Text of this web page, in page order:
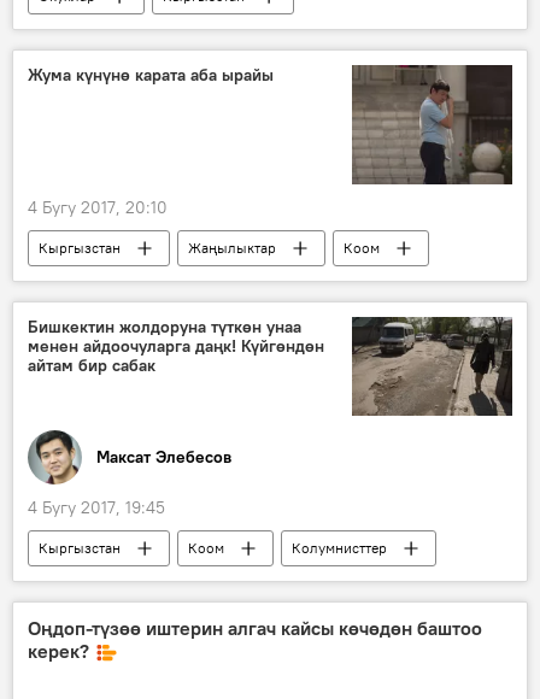
Жаңылыктар
Ош
каракчылык
кылмыш иши
Жума күнүнө карата аба ырайы
4 Бугу 2017, 20:10
Кыргызстан Жаңылыктар
Коом
аба ырайы
күн кар
Бишкектин жолдоруна түткөн унаа
менен айдоочуларга даңк! Күйгөндөн
айтам бир сабак
Максат Элебесов
4 Бугу 2017, 19:45
Кыргызстан Коом
Колумнисттер
Бишкек
жол оңдоо
Оңдоп-түзөө иштерин алгач кайсы көчөдөн баштоо
керек?